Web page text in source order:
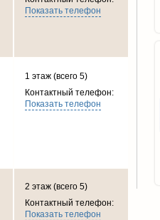
Показать телефон
1 этаж (всего 5)
Контактный телефон:
Показать телефон
2 этаж (всего 5)
Контактный телефон:
Показать телефон